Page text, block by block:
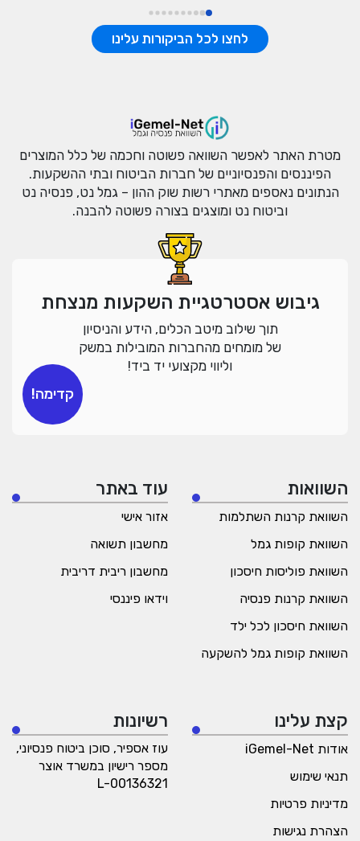
לחצו לכל הביקורות עלינו
מטרת האתר לאפשר השוואה פשוטה וחכמה של כלל המוצרים
הפיננסים והפנסיוניים של חברות הביטוח ובתי ההשקעות.
הנתונים נאספים מאתרי רשות שוק ההון – גמל נט, פנסיה נט
וביטוח נט ומוצגים בצורה פשוטה להבנה.
גיבוש אסטרטגיית השקעות מנצחת
תוך שילוב מיטב הכלים, הידע והניסיון
של מומחים מהחברות המובילות במשק
וליווי מקצועי יד ביד!
קדימה!
השוואות
השוואת קרנות השתלמות
השוואת קופות גמל
השוואת פוליסות חיסכון
השוואת קרנות פנסיה
השוואת חיסכון לכל ילד
השוואת קופות גמל להשקעה
עוד באתר
אזור אישי
מחשבון תשואה
מחשבון ריבית דריבית
וידאו פיננסי
קצת עלינו
אודות iGemel-Net
תנאי שימוש
מדיניות פרטיות
הצהרת נגישות
רשיונות
עוז אספיר, סוכן ביטוח פנסיוני,
מספר רישיון במשרד אוצר
L-00136321